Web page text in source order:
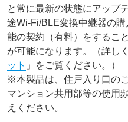
と常に最新の状態にアップ
途Wi-Fi/BLE変換中継器の
能の契約（有料）をするこ
が可能になります。（詳し
ット 」をご覧ください。）
※本製品は、住戸入り口の
マンション共用部等の使用
えください。